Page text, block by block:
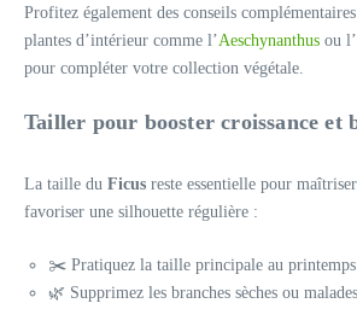
Profitez également des conseils
plantes d’intérieur comme l’Aeschynanthus ou l’
pour compléter votre collection végétale.
Tailler pour booster croissance et
La taille du Ficus reste essentielle pour
favoriser une silhouette régulière :
✂️ Pratiquez la taille principale au printemps.
🌿 Supprimez les branches sèches ou malades.